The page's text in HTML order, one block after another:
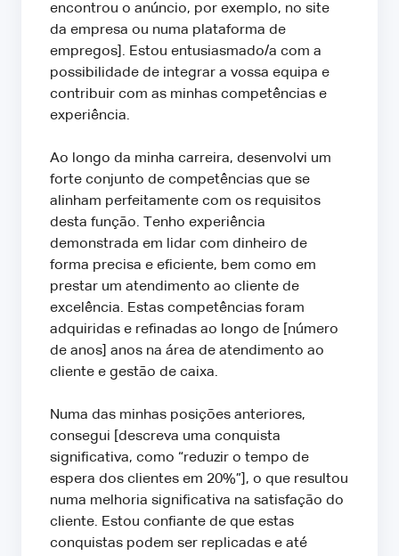
encontrou o anúncio, por exemplo, no site
da empresa ou numa plataforma de
empregos]. Estou entusiasmado/a com a
possibilidade de integrar a vossa equipa e
contribuir com as minhas competências e
experiência.
Ao longo da minha carreira, desenvolvi um
forte conjunto de competências que se
alinham perfeitamente com os requisitos
desta função. Tenho experiência
demonstrada em lidar com dinheiro de
forma precisa e eficiente, bem como em
prestar um atendimento ao cliente de
excelência. Estas competências foram
adquiridas e refinadas ao longo de [número
de anos] anos na área de atendimento ao
cliente e gestão de caixa.
Numa das minhas posições anteriores,
consegui [descreva uma conquista
significativa, como “reduzir o tempo de
espera dos clientes em 20%”], o que resultou
numa melhoria significativa na satisfação do
cliente. Estou confiante de que estas
conquistas podem ser replicadas e até